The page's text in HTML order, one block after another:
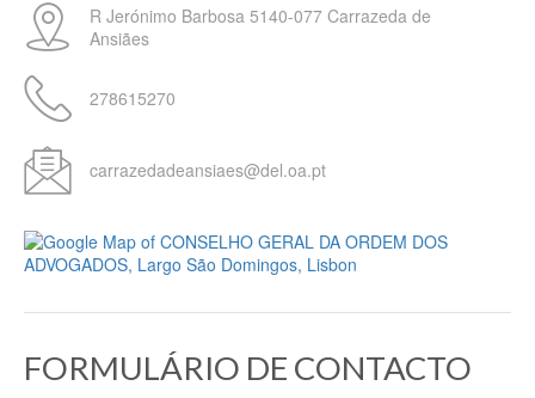
R Jerónimo Barbosa 5140-077 Carrazeda de
Ansiães
278615270
carrazedadeansiaes@del.oa.pt
FORMULÁRIO DE CONTACTO